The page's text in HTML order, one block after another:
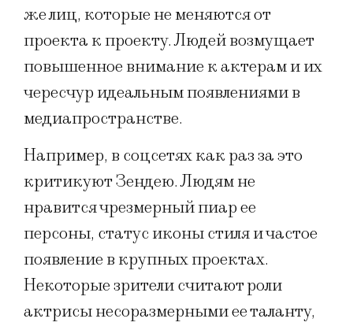
же лиц, которые не меняются от
проекта к проекту. Людей возмущает
повышенное внимание к актерам и их
чересчур идеальным появлениями в
медиапространстве.
Например, в соцсетях как раз за это
критикуют Зендею. Людям не
нравится чрезмерный пиар ее
персоны, статус иконы стиля и частое
появление в крупных проектах.
Некоторые зрители считают роли
актрисы несоразмерными ее таланту,